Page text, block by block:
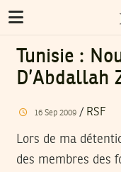
Tunisie :
D’Abdallah
16 Sep 2009/ RSF
Lors de ma
des membres des